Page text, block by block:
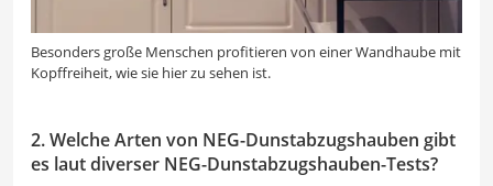
Besonders große Menschen profitieren von einer Wandhaube mit
Kopffreiheit, wie sie hier zu sehen ist.
2. Welche Arten von NEG-Dunstabzugshauben gibt
es laut diverser NEG-Dunstabzugshauben-Tests?